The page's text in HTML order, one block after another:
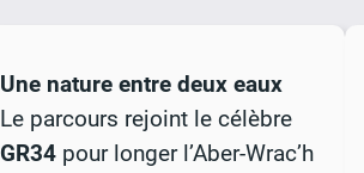
Une nature entre deux eaux
Le parcours rejoint le célèbre
GR34 pour longer l’Aber-Wrac’h